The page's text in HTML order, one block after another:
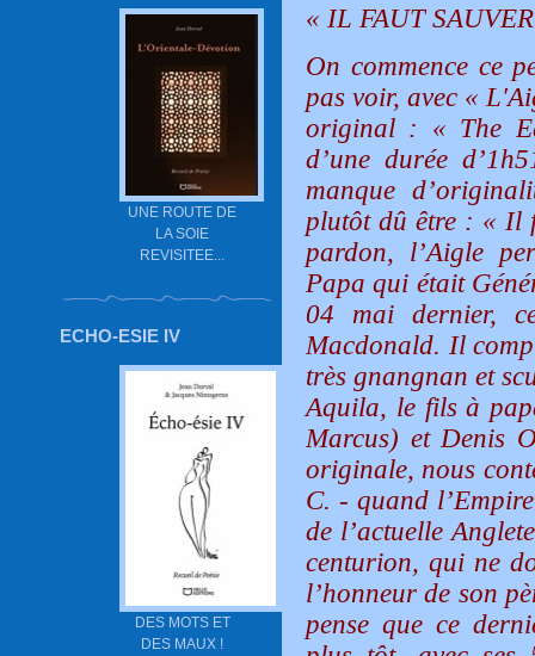
UNE ROUTE DE
LA SOIE
REVISITEE...
ECHO-ESIE IV
DES MOTS ET
DES MAUX !
« IL FAUT
On commence ce
pas voir, avec «
original : « The
d’une durée
manque
plutôt dû être : « Il
pardon, l’Aigle
Papa qui était
04 mai dernier,
Macdonald. Il
très gnangnan et
Aquila, le fils à
Marcus) et Denis
originale, nous
C. - quand
de l’actuelle
centurion, qui ne
l’honneur de son
pense que ce